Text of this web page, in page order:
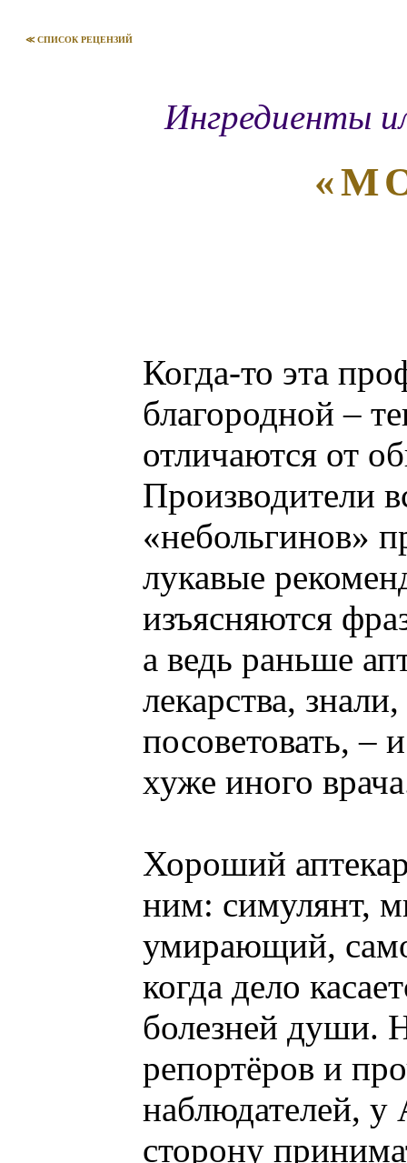
≪ СПИСОК РЕЦЕНЗИЙ
Ингредиенты
Когда-то эта
благородной –
отличаются от
Производители
«небольгинов»
лукавые
изъясняются
а ведь раньше
лекарства,
посоветовать, –
хуже иного
Хороший
ним: симулянт,
умирающий,
когда дело
болезней души.
репортёров и
наблюдателей, у
сторону